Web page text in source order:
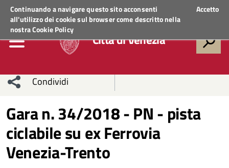
Continuando a navigare questo sito acconsenti
all'utilizzo dei cookie sul browser come descritto nella
nostraCookie Policy
Accetto
Regione VenetoACCEDI AI SERVIZI
Città di Venezia
Condividi
sui social
network
Condividi
Condividi
su
Facebook
Condividi
su
Condividi
Gara n. 34/2018 - PN - pista
ciclabile su ex Ferrovia
Venezia-Trento